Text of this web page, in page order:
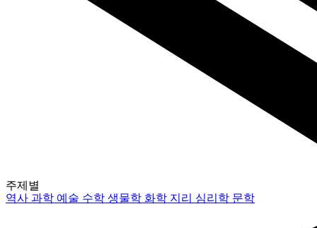
주제별
역사과학 예술 수학생물학 화학 지리 심리학 문학